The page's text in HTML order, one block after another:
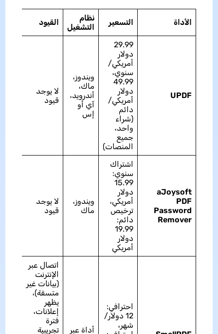
الأداة التسعير
نظام
التشغيل
القيود
UPDF
29.99
دولار
أمريكي/
سنوي،
49.99
دولار
أمريكي/
دائم
(شراء
واحد،
جميع
المنصات)
ويندوز،
ماك،
أندرويد،
آي أو
إس
لا يوجد
قيود
aJoysoft
PDF
Password
Remover
اشتراك
سنوي:
15.99
دولار
أمريكي،
ترخيص
دائم:
19.99
دولار
أمريكي
ويندوز،
ماك
لا يوجد
قيود
احترافي:
12 دولار/
شهر،
أداة عبر
اتصال عبر
الإنترنت
(بيانات غير
متسقة)،
يظهر
إعلانات،
فترة
تجريبية